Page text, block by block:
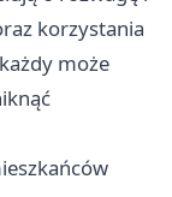
korzystania
może